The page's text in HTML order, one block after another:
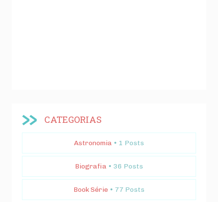
CATEGORIAS
Astronomia • 1 Posts
Biografia • 36 Posts
Book Série • 77 Posts